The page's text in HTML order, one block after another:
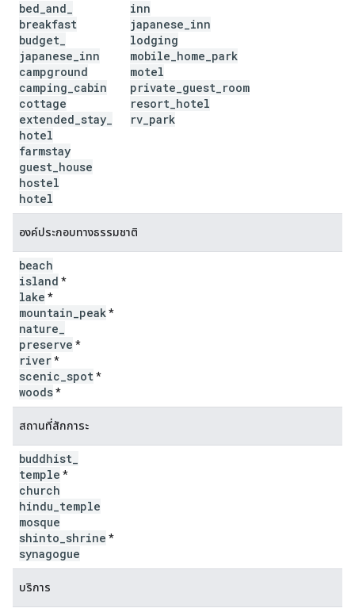
bed and
breakfast
budget
japanese inn
campground
camping cabin
cottage
extended stay
hotel
farmstay
guest house
hostel
hotel
inn
japanese inn
lodging
mobile home park
motel
private guest room
resort hotel
rv park
องค์ประกอบทางธรรมชาติ
beach
island *
lake *
mountain peak*
nature
preserve *
river*
scenic spot*
woods*
สถานที่สักการะ
buddhist
temple *
church
hindu temple
mosque
shinto shrine *
synagogue
บริการ